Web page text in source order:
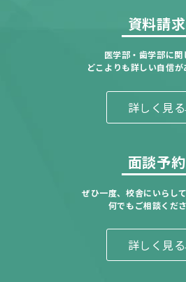
資料請求
医学部・歯学部に関
どこよりも詳しい自信が
詳しく見る
面談予約
ぜひ一度、校舎にいらして
何でもご相談くださ
詳しく見る